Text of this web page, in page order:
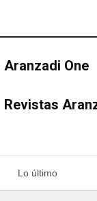
Aranzadi One
Revistas
Lo último